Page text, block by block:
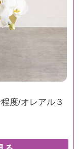
度/オレアル３